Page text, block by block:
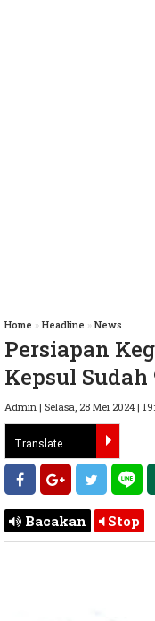
Home » Headline » News
Persiapan
Kepsul Sudah
Admin | Selasa, 28 Mei 2024 |
Bacakan Stop